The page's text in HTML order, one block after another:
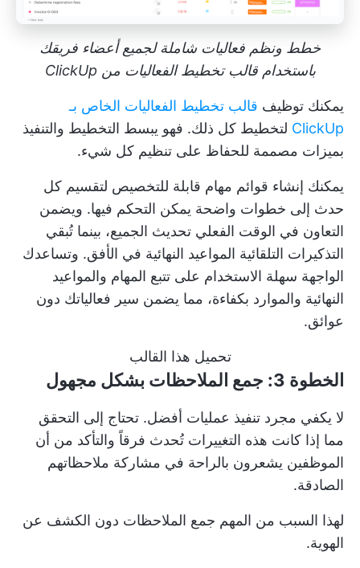
خطط ونظم فعاليات شاملة لجميع أعضاء فريقك
باستخدام قالب تخطيط الفعاليات من ClickUp
يمكنك توظيف قالب تخطيط الفعاليات الخاص بـ
ClickUp لتخطيط كل ذلك. فهو يبسط التخطيط والتنفيذ
بميزات مصممة للحفاظ على تنظيم كل شيء.
يمكنك إنشاء قوائم مهام قابلة للتخصيص لتقسيم كل
حدث إلى خطوات واضحة يمكن التحكم فيها. ويضمن
التعاون في الوقت الفعلي تحديث الجميع، بينما تُبقي
التذكيرات التلقائية المواعيد النهائية في الأفق. وتساعدك
الواجهة سهلة الاستخدام على تتبع المهام والمواعيد
النهائية والموارد بكفاءة، مما يضمن سير فعالياتك دون
عوائق.
تحميل هذا القالب
الخطوة 3: جمع الملاحظات بشكل مجهول
لا يكفي مجرد تنفيذ عمليات أفضل. تحتاج إلى التحقق
مما إذا كانت هذه التغييرات تُحدث فرقاً والتأكد من أن
الموظفين يشعرون بالراحة في مشاركة ملاحظاتهم
الصادقة.
لهذا السبب من المهم جمع الملاحظات دون الكشف عن
الهوية.